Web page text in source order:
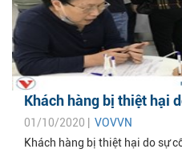
Khách hàng bị thiệt hại
01/10/2020 | VOVVN
Khách hàng bị thiệt hại do sự